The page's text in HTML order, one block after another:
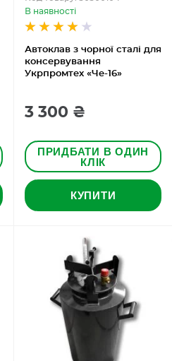
Автоклав з чорної сталі для
консервування
Укрпромтех «Че-16»
В наявності
3 300 ₴
ПРИДБАТИ В ОДИН
КЛІК
КУПИТИ